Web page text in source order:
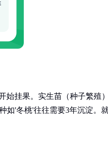
始挂果。实生苗（种子繁殖
如'冬桃'往往需要3年沉淀。